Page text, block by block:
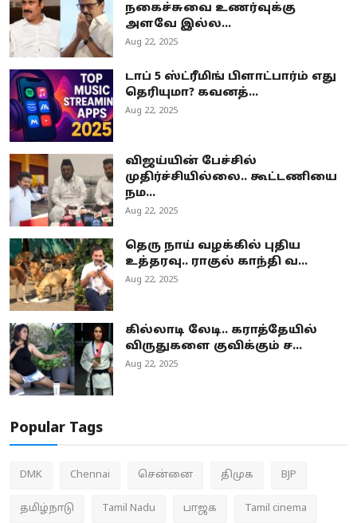
நகைச்சுவை உணர்வுக்கு
அளவே இல்ல...
Aug 22, 2025
டாப் 5 ஸ்ட்ரீமிங் பிளாட்பார்ம் எது
தெரியுமா? கவனத்...
Aug 22, 2025
விஜய்யின் பேச்சில்
முதிர்ச்சியில்லை.. கூட்டணியை
நம...
Aug 22, 2025
தெரு நாய் வழக்கில் புதிய
உத்தரவு.. ராகுல் காந்தி வ...
Aug 22, 2025
கில்லாடி லேடி.. கராத்தேயில்
விருதுகளை குவிக்கும் ச...
Aug 22, 2025
Popular Tags
DMK Chennai சென்னை திமுக BJP
தமிழ்நாடு Tamil Nadu பாஜக Tamil cinema